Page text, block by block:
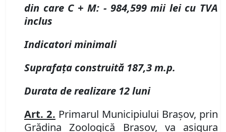
din care C + M: - 984,599 mii lei cu TVA
inclus
Indicatori minimali
Suprafața construită 187,3 m.p.
Durata de realizare 12 luni
Art. 2. Primarul Municipiului Braşov, prin
Grădina Zoologică Braşov, va asigura